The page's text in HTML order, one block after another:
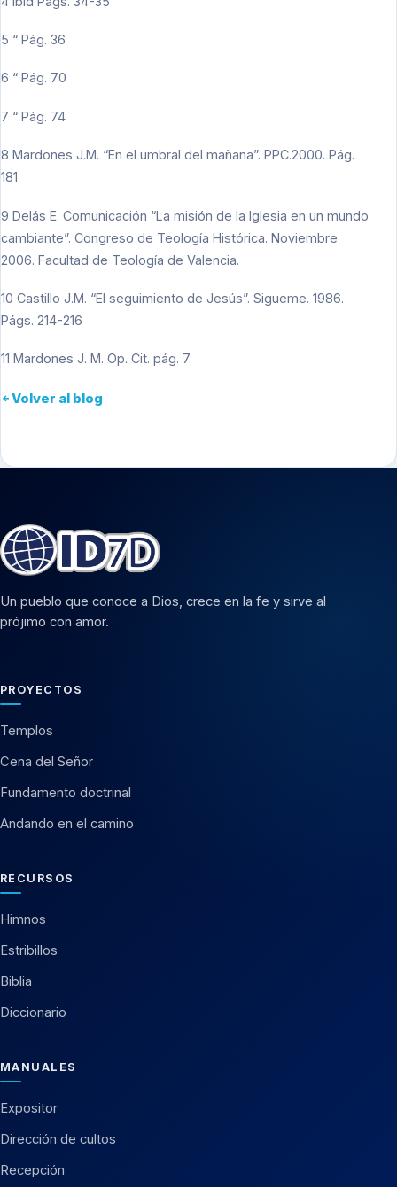
5 “ Pág. 36
6 “ Pág. 70
7 “ Pág. 74
8 Mardones J.M. “En el umbral del mañana”. PPC.2000. Pág.
181
9 Delás E. Comunicación “La misión de la Iglesia en un mundo
cambiante”. Congreso de Teología Histórica. Noviembre
2006. Facultad de Teología de Valencia.
10 Castillo J.M. “El seguimiento de Jesús”. Sigueme. 1986.
Págs. 214-216
11 Mardones J. M. Op. Cit. pág. 7
Volver al blog
Un pueblo que conoce a Dios, crece en la fe y sirve al
prójimo con amor.
PROYECTOS
Templos
Cena del Señor
Fundamento doctrinal
Andando en el camino
RECURSOS
Himnos
Estribillos
Biblia
Diccionario
MANUALES
Expositor
Dirección de cultos
Recepción